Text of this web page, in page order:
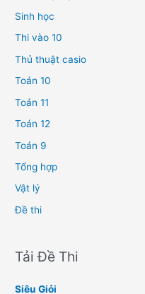
Sinh học
Thi vào 10
Thủ thuật casio
Toán 10
Toán 11
Toán 12
Toán 9
Tổng hợp
Vật lý
Đề thi
Tải Đề Thi
Siêu Giỏi